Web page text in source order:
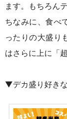
ます。もちろん
ちなみに、食べ
ったりの大盛り
はさらに上に「
▼デカ盛り好き